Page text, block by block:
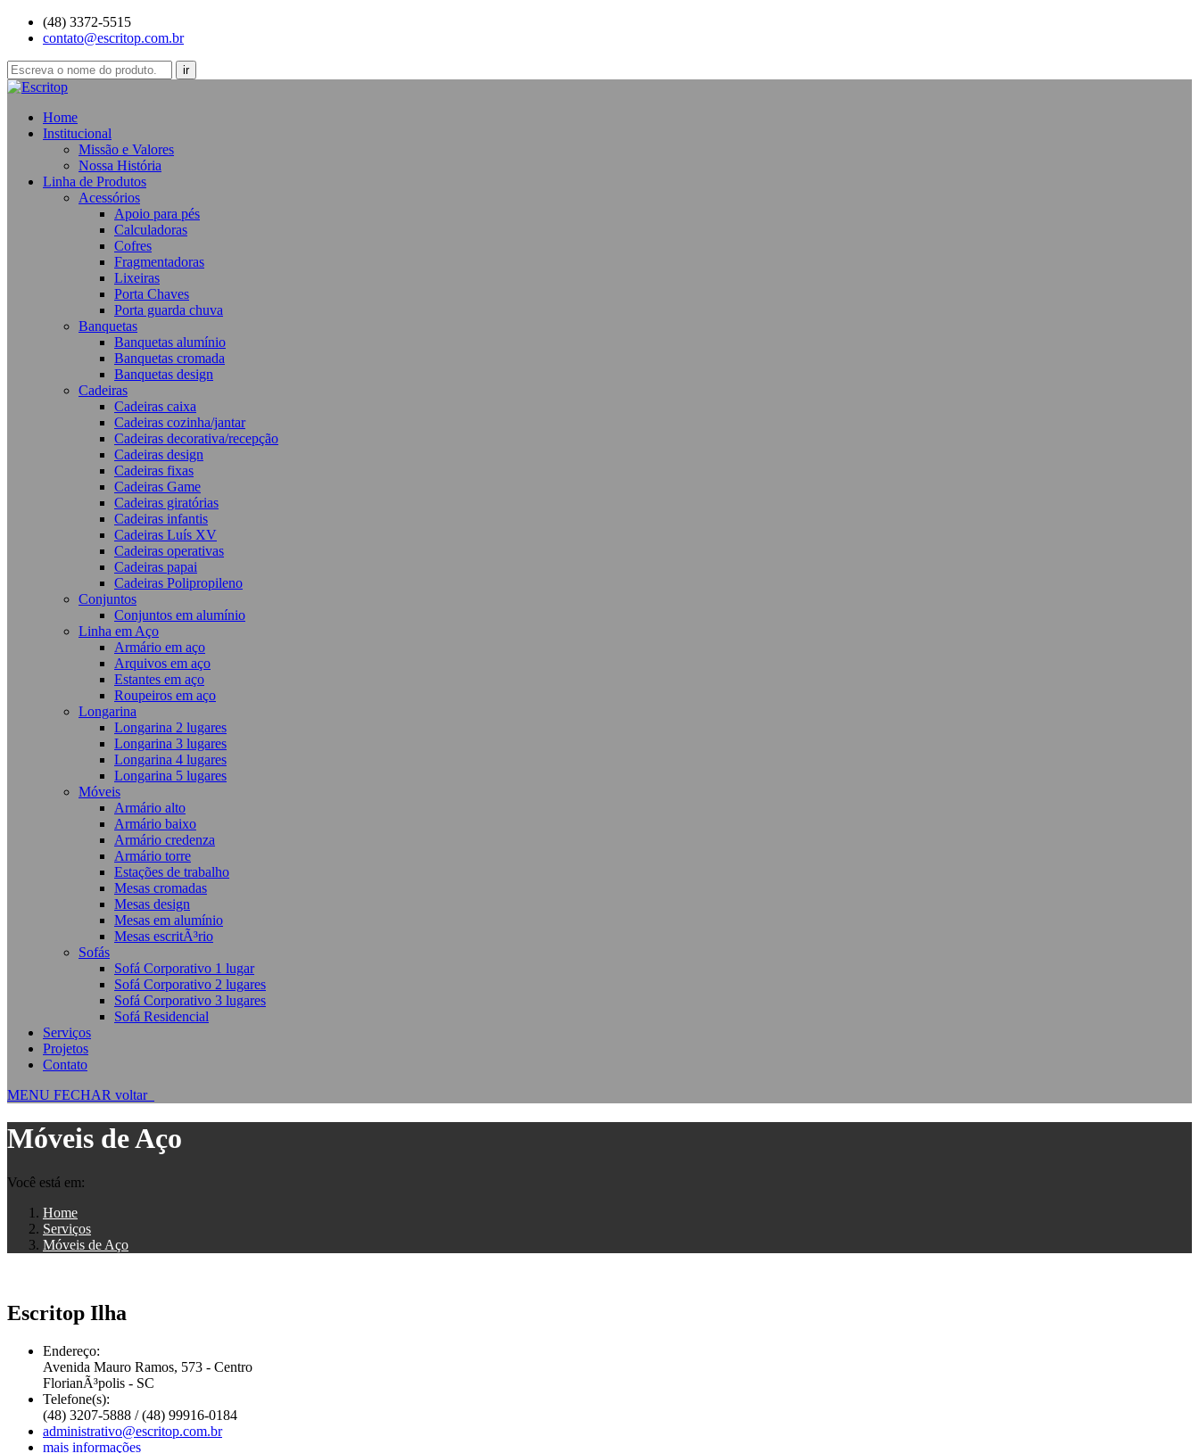
(48) 3372-5515
contato@escritop.com.br
Home
Institucional
Missão e Valores
Nossa História
Linha de Produtos
Acessórios
Apoio para pés
Calculadoras
Cofres
Fragmentadoras
Lixeiras
Porta Chaves
Porta guarda chuva
Banquetas
Banquetas alumínio
Banquetas cromada
Banquetas design
Cadeiras
Cadeiras caixa
Cadeiras cozinha/jantar
Cadeiras decorativa/recepção
Cadeiras design
Cadeiras fixas
Cadeiras Game
Cadeiras giratórias
Cadeiras infantis
Cadeiras Luís XV
Cadeiras operativas
Cadeiras papai
Cadeiras Polipropileno
Conjuntos
Conjuntos em alumínio
Linha em Aço
Armário em aço
Arquivos em aço
Estantes em aço
Roupeiros em aço
Longarina
Longarina 2 lugares
Longarina 3 lugares
Longarina 4 lugares
Longarina 5 lugares
Móveis
Armário alto
Armário baixo
Armário credenza
Armário torre
Estações de trabalho
Mesas cromadas
Mesas design
Mesas em alumínio
Mesas escritÃ³rio
Sofás
Sofá Corporativo 1 lugar
Sofá Corporativo 2 lugares
Sofá Corporativo 3 lugares
Sofá Residencial
Serviços
Projetos
Contato
MENU FECHAR voltar
Móveis de Aço
Você está em:
Home
Serviços
Móveis de Aço
Escritop Ilha
Endereço:
Avenida Mauro Ramos, 573 - Centro
FlorianÃ³polis - SC
Telefone(s):
(48) 3207-5888 / (48) 99916-0184
administrativo@escritop.com.br
mais informações